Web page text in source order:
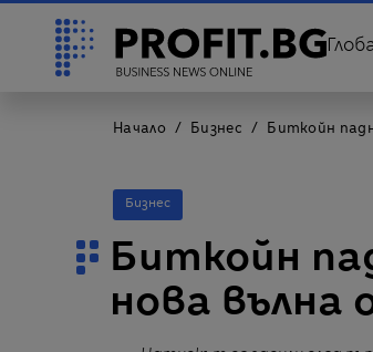
Начало Бизнес Биткойн
Бизнес
Биткойн
нова вълна